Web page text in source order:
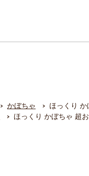
かぼちゃ
ほっくり
ほっくり かぼちゃ 超